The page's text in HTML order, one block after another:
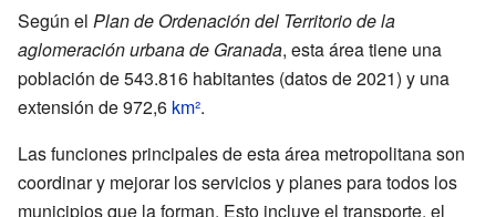
Según el Plan de Ordenación del Territorio de la
aglomeración urbana de Granada, esta área tiene una
población de 543.816 habitantes (datos de 2021) y una
extensión de 972,6 km².
Las funciones principales de esta área metropolitana son
coordinar y mejorar los servicios y planes para todos los
municipios que la forman. Esto incluye el transporte, el